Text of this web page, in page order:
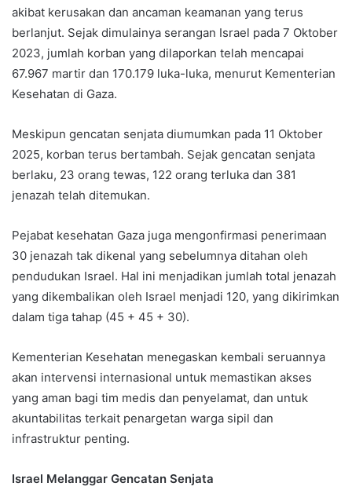
akibat kerusakan dan ancaman keamanan yang terus
berlanjut. Sejak dimulainya serangan Israel pada 7 Oktober
2023, jumlah korban yang dilaporkan telah mencapai
67.967 martir dan 170.179 luka-luka, menurut Kementerian
Kesehatan di Gaza.
Meskipun gencatan senjata diumumkan pada 11 Oktober
2025, korban terus bertambah. Sejak gencatan senjata
berlaku, 23 orang tewas, 122 orang terluka dan 381
jenazah telah ditemukan.
Pejabat kesehatan Gaza juga mengonfirmasi penerimaan
30 jenazah tak dikenal yang sebelumnya ditahan oleh
pendudukan Israel. Hal ini menjadikan jumlah total jenazah
yang dikembalikan oleh Israel menjadi 120, yang dikirimkan
dalam tiga tahap (45 + 45 + 30).
Kementerian Kesehatan menegaskan kembali seruannya
akan intervensi internasional untuk memastikan akses
yang aman bagi tim medis dan penyelamat, dan untuk
akuntabilitas terkait penargetan warga sipil dan
infrastruktur penting.
Israel Melanggar Gencatan Senjata